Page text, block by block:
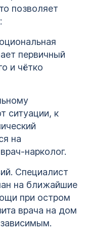
позволяет
первичный
и чётко
ситуации, к
на
нарколог.
Специалист
на ближайшие
при остром
врача на дом